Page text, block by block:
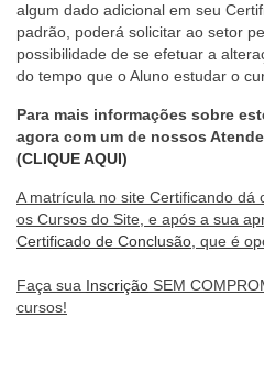
algum dado adicional em seu
padrão, poderá solicitar ao setor
possibilidade de se efetuar a
do tempo que o Aluno estudar o
Para mais informações sobre
agora com um de nossos
(CLIQUE AQUI)
A matrícula no site Certificando dá
os Cursos do Site, e após a sua
Certificado de Conclusão , que é
Faça sua Inscrição SEM
cursos!